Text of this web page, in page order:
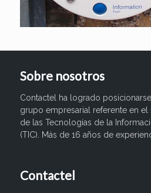
Sobre nosotros
Contactel ha logrado
grupo empresarial referente en
de las Tecnologías de la
(TIC). Más de 16 años de
Contactel